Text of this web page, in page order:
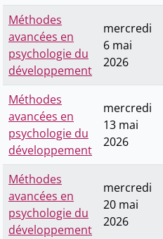
Méthodes
avancées en
psychologie du
développement
mercredi
6 mai
2026
Méthodes
avancées en
psychologie du
développement
mercredi
13 mai
2026
Méthodes
avancées en
psychologie du
développement
mercredi
20 mai
2026